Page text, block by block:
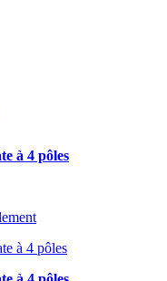
à 4 pôles